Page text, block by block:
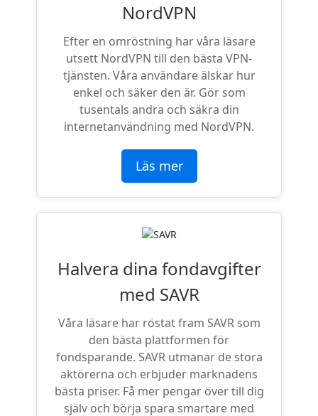
NordVPN
Efter en omröstning har våra läsare
utsett NordVPN till den bästa VPN-
tjänsten. Våra användare älskar hur
enkel och säker den är. Gör som
tusentals andra och säkra din
internetanvändning med NordVPN.
Läs mer
Halvera dina fondavgifter
med SAVR
Våra läsare har röstat fram SAVR som
den bästa plattformen för
fondsparande. SAVR utmanar de stora
aktörerna och erbjuder marknadens
bästa priser. Få mer pengar över till dig
själv och börja spara smartare med